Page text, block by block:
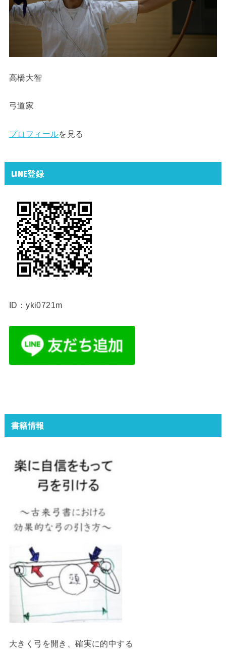
高橋大智
弓道家
プロフィールを見る
LINE登録
ID：yki0721m
書籍情報
大きく弓を開き、確実に的中する